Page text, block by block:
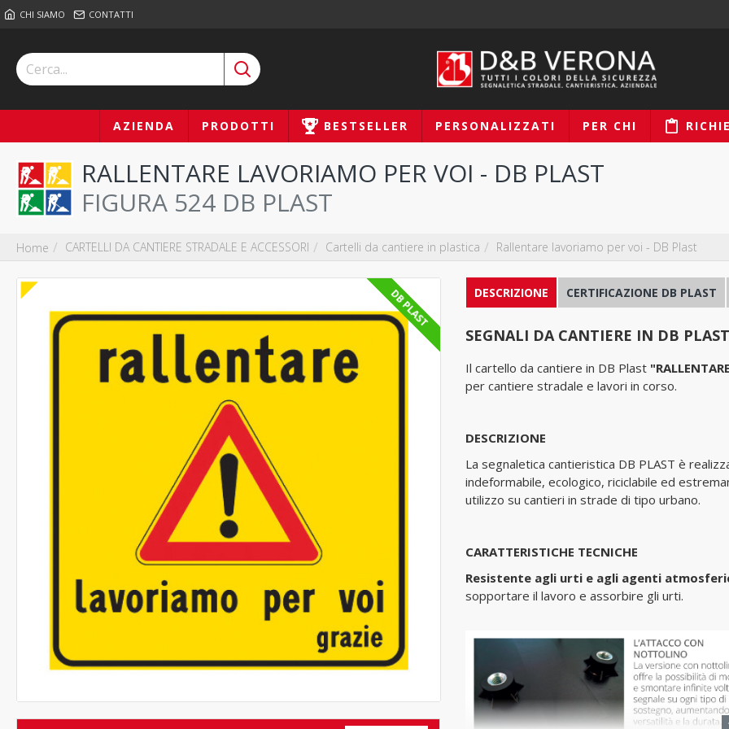
CHI SIAMO CONTATTI
AZIENDA PRODOTTI BESTSELLER PERSONALIZZATI PER CHI
Home CARTELLI DA CANTIERE STRADALE E ACCESSORI Cartelli da cantiere in plastica Rallentare lavoriamo per voi - DB Plast
RALLENTARE LAVORIAMO PER VOI - DB PLAST
FIGURA 524 DB PLAST
DB PLAST DESCRIZIONE CERTIFICAZIONE DB PLAST
SEGNALI DA CANTIERE IN DB PLAST
Il cartello da cantiere in DB Plast
per cantiere stradale e lavori in corso.
DESCRIZIONE
La segnaletica cantieristica DB PLAST è
indeformabile, ecologico, riciclabile ed
utilizzo su cantieri in strade di tipo urbano.
CARATTERISTICHE TECNICHE
Resistente agli urti e agli agenti
sopportare il lavoro e assorbire gli urti.